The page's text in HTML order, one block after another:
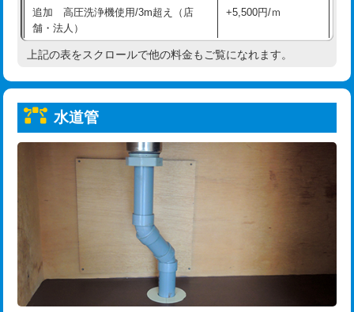
給水管工事※（塩ビ管（VP・HI）使
用/3ｍまで)
33,000円
給水管工事※（塩ビ管（VP・HI）使
+8,800円
給水管工事※（ライニング鋼管・銅
管・ポリ管・HT管使用/3ｍまで)
給水管工事※（ライニング鋼管・銅
管・ポリ管・HT管使用/3ｍ超え)
排水管工事（土の掘削・埋め戻し作
11,000円~
排水管工事（排水管工事/3ｍまで） 55,000円
排水管工事（追加 排水管工事/3ｍ超
追加 高圧洗浄機使用/3m超え（店
舗・法人）
+5,500円/ｍ
高度高圧洗浄換 現地調査
トーラー機使用/3mまで
追加トーラー機使用/3m超え
33,000円
8,800円
止水・漏水調査・防水処理・清掃・修
理・調整・分解・加工など（軽作業）
11,000円
止水・漏水調査・防水処理・清掃・修
上記の表をスクロールで他の料金もご覧になれます。
水道管